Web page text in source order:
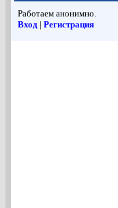
Работаем анонимно.
Вход | Регистрация